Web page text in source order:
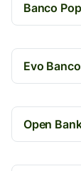
Banco
Evo
Open